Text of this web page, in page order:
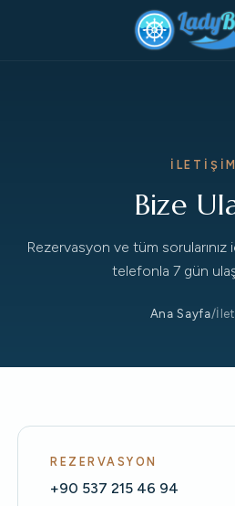
İLETIŞIM
Bize
Rezervasyon ve tüm
telefonla 7 gün
Ana Sayfa/
REZERVASYON
+90 537 215 46 94